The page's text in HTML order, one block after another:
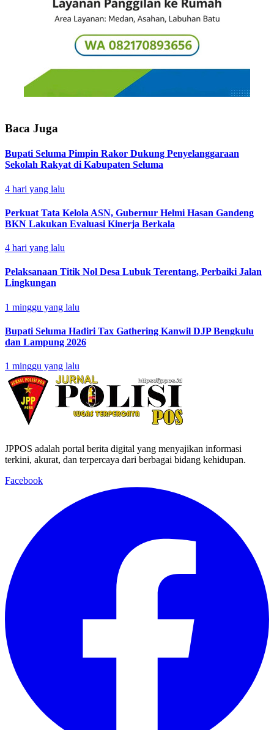
Baca Juga
Bupati Seluma Pimpin Rakor Dukung Penyelanggaraan
Sekolah Rakyat di Kabupaten Seluma
4 hari yang lalu
Perkuat Tata Kelola ASN, Gubernur Helmi Hasan Gandeng
BKN Lakukan Evaluasi Kinerja Berkala
4 hari yang lalu
Pelaksanaan Titik Nol Desa Lubuk Terentang, Perbaiki Jalan
Lingkungan
1 minggu yang lalu
Bupati Seluma Hadiri Tax Gathering Kanwil DJP Bengkulu
dan Lampung 2026
1 minggu yang lalu
JPPOS adalah portal berita digital yang menyajikan informasi
terkini, akurat, dan terpercaya dari berbagai bidang kehidupan.
Facebook